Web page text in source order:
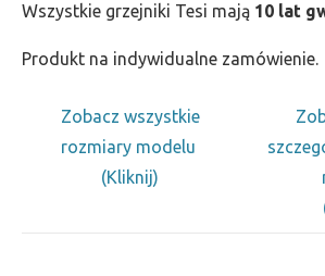
Wszystkie grzejniki Tesi mają 10 lat
Produkt na indywidualne zamówienie.
Zobacz wszystkie
rozmiary modelu
(Kliknij)